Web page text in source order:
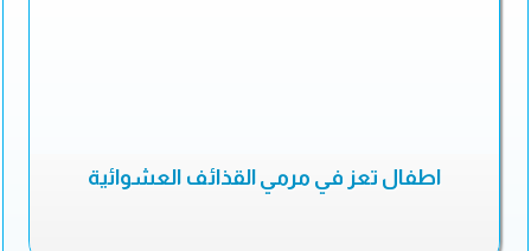
اطفال تعز في مرمي القذائف العشوائية